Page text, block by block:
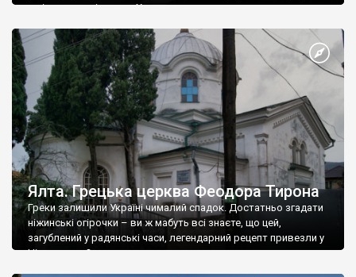
є відданими вірянами Христа
Ялта. Грецька церква Феодора Тирона
Греки залишили Україні чималий спадок. Достатньо згадати
ніжинські огірочки – ви ж мабуть всі знаєте, що цей,
загублений у радянські часи, легендарний рецепт привезли у
Ніжин греки?